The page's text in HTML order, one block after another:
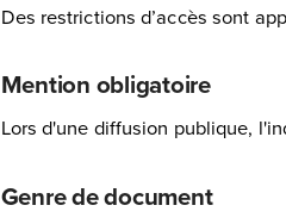
Des restrictions d’accès sont
Mention obligatoire
Lors d'une diffusion publique,
Genre de document